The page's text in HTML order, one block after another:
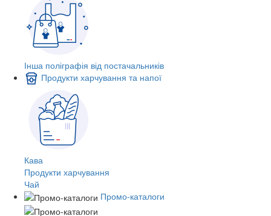
Інша поліграфія від постачальників
Продукти харчування та напої
Кава
Продукти харчування
Чай
Промо-каталоги